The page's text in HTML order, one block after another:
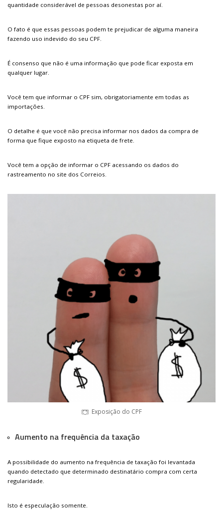
quantidade considerável de pessoas desonestas por aí.
O fato é que essas pessoas podem te prejudicar de alguma maneira
fazendo uso indevido do seu CPF.
É consenso que não é uma informação que pode ficar exposta em
qualquer lugar.
Você tem que informar o CPF sim, obrigatoriamente em todas as
importações.
O detalhe é que você não precisa informar nos dados da compra de
forma que fique exposto na etiqueta de frete.
Você tem a opção de informar o CPF acessando os dados do
rastreamento no site dos Correios.
Exposição do CPF
Aumento na frequência da taxação
A possibilidade do aumento na frequência de taxação foi levantada
quando detectado que determinado destinatário compra com certa
regularidade.
Isto é especulação somente.